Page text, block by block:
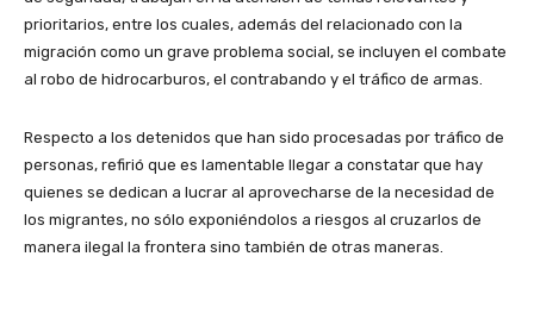
prioritarios, entre los cuales, además del relacionado con la
migración como un grave problema social, se incluyen el combate
al robo de hidrocarburos, el contrabando y el tráfico de armas.
Respecto a los detenidos que han sido procesadas por tráfico de
personas, refirió que es lamentable llegar a constatar que hay
quienes se dedican a lucrar al aprovecharse de la necesidad de
los migrantes, no sólo exponiéndolos a riesgos al cruzarlos de
manera ilegal la frontera sino también de otras maneras.